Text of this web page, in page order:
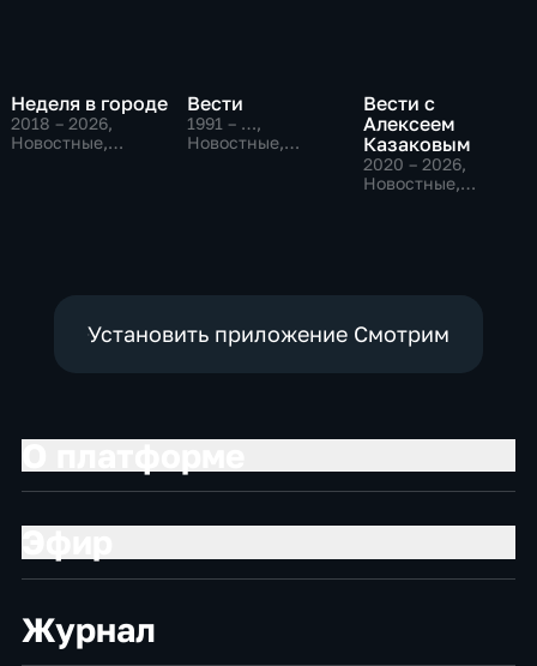
Неделя в городе
2018 – 2026,
Новостные,
Вести
1991 – …,
Новостные,
Вести с
Алексеем
Казаковым
2020 – 2026,
Новостные,
Установить приложение Смотрим
Журнал